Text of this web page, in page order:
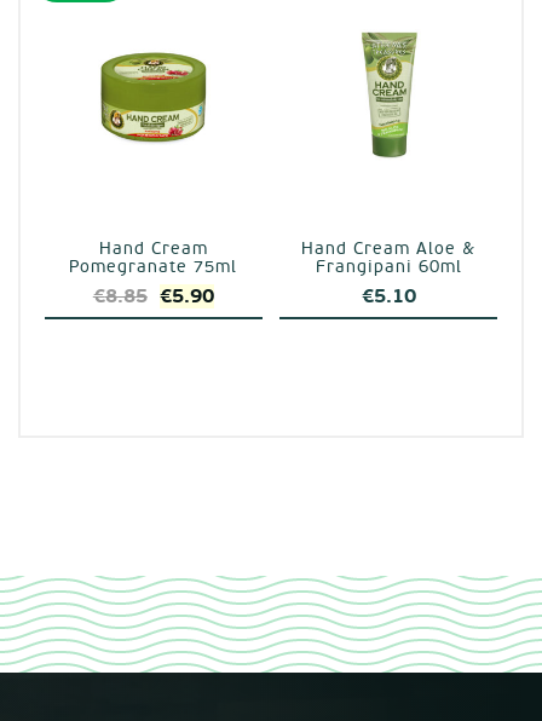
Hand Cream
Pomegranate 75ml
€8.85 Original
price
€5.90Η
τρέχουσα
Hand Cream Aloe &
Frangipani 60ml
€5.10